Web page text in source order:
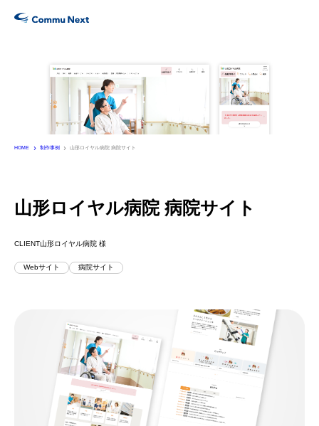
Servicesサービス
Works 制作実績
Company 会社情報
Recruit採用・パートナー募集
03-3556-7037
受付時間 8:00〜17:00（土日祝除く）
お問い合わせフォーム
HOME 制作事例 山形ロイヤル病院 病院サイト
山形ロイヤル病院 病院サイト
CLIENT山形ロイヤル病院 様
Webサイト 病院サイト